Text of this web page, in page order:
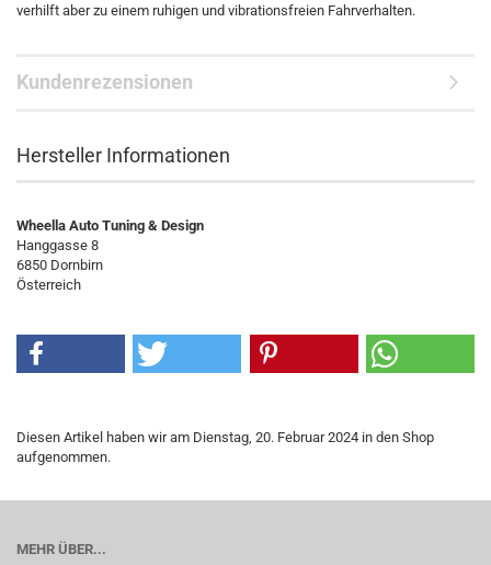
verhilft aber zu einem ruhigen und vibrationsfreien Fahrverhalten.
Kundenrezensionen
Hersteller Informationen
Wheella Auto Tuning & Design
Hanggasse 8
6850 Dornbirn
Österreich
Diesen Artikel haben wir am Dienstag, 20. Februar 2024 in den Shop
aufgenommen.
MEHR ÜBER...